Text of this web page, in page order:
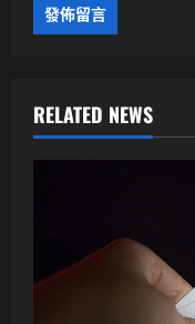
RELATED NEWS